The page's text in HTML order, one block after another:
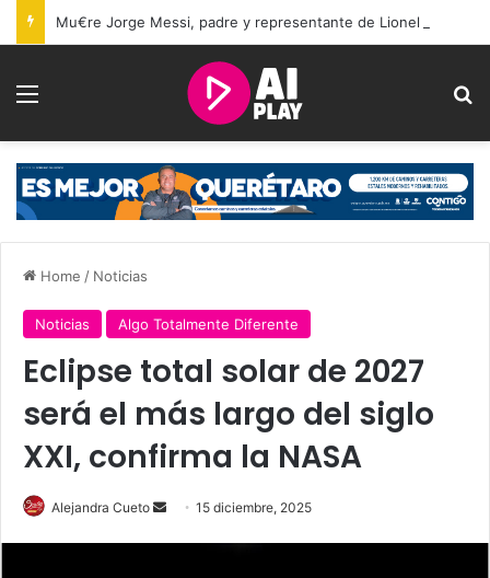
Menu
Home / Noticias
Noticias Algo Totalmente Diferente
Eclipse total solar de 2027
será el más largo del siglo
XXI, confirma la NASA
Alejandra Cueto
Send15 diciembre, 2025